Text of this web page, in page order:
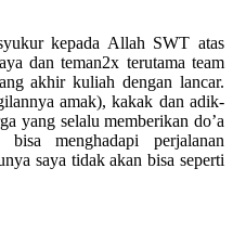
kepada Allah SWT atas
dan teman2x terutama team
akhir kuliah dengan lancar.
amak), kakak dan adik-
yang selalu memberikan do’a
menghadapi perjalanan
saya tidak akan bisa seperti